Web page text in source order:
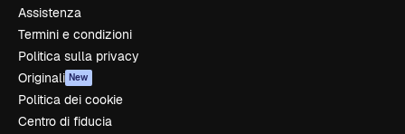
Assistenza
Termini e condizioni
Politica sulla privacy
Originali New
Politica dei cookie
Centro di fiducia